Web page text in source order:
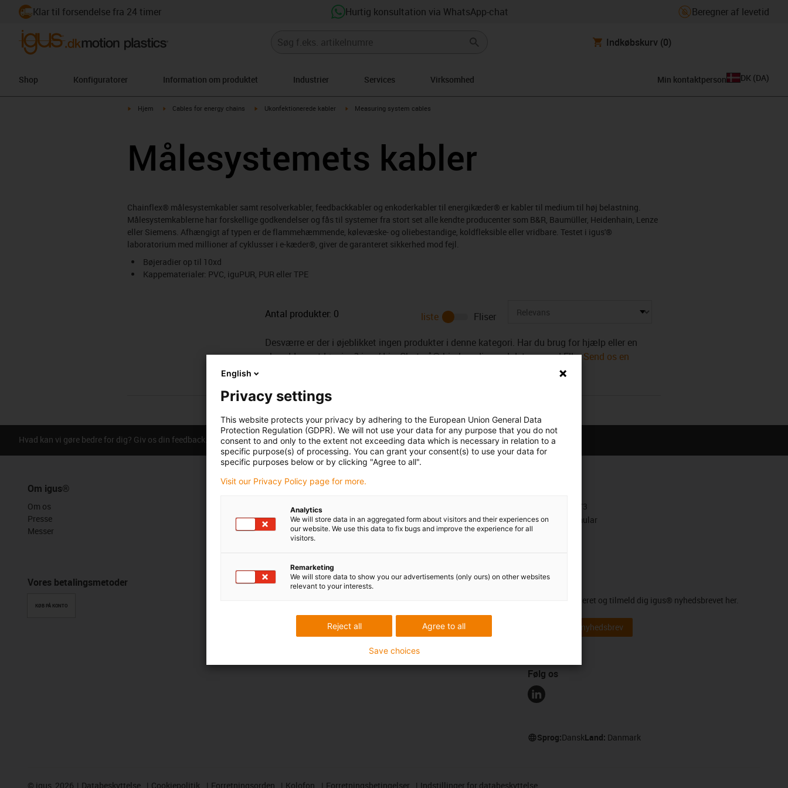
Klar til forsendelse fra 24 timer Hurtig konsultation via WhatsApp-chat Beregner af levetid
Indkøbskurv (0)
Shop Konfiguratorer Information om produktet Industrier Services Virksomhed Min kontaktperson DK (DA)
igus-icon-arrow-right
Hjem igus-icon-arrow-right
Cables for energy chains igus-icon-arrow-right
Ukonfektionerede kabler igus-icon-arrow-right
Measuring system cables
Målesystemets kabler
Chainflex® målesystemkabler samt resolverkabler, feedbackkabler og enkoderkabler til energikæder® er kabler til medium til høj belastning.
Målesystemkablerne har forskellige godkendelser og fås til systemer fra stort set alle kendte producenter som B&R, Baumüller, Heidenhain, Lenze
eller Siemens. Afhængigt af typen er de flammehæmmende, kølevæske- og oliebestandige, koldfleksible eller vridbare. Testet i igus'®
laboratorium med millioner af cyklusser i e-kæder®, giver de garanteret sikkerhed mod fejl.
Bøjeradier op til 10xd
Kappematerialer: PVC, iguPUR, PUR eller TPE
Antal produkter: 0 liste
Fliser
Desværre er der i øjeblikket ingen produkter i denne kategori. Har du brug for hjælp eller en
skræddersyet løsning? igus’ LiveChat på® hjælper dig med det samme! EllerSend os en
Hvad kan vi gøre bedre for dig? Giv os din feedback. Ros & kritik
Om igus®
Om os
Presse
Messer
Vores betalingsmetoder
KØB PÅ KONTO
Services
myigus features
Online værktøjer
Gratis prøver
CAD downloadportal
Priser
+4586603373
Kontaktformular
Nyhedsbrev
Hold dig opdateret og tilmeld dig igus® nyhedsbrevet her.
Abonner på nyhedsbrev
Følg os
Sprog:DanskLand: Danmark
© igus, 2026 Databeskyttelse Cookiepolitik Forretningsorden Kolofon Forretningsbetingelser Indstillinger for databeskyttelse
English
Privacy settings
This website protects your privacy by adhering to the European Union General Data
Protection Regulation (GDPR). We will not use your data for any purpose that you do not
consent to and only to the extent not exceeding data which is necessary in relation to a
specific purpose(s) of processing. You can grant your consent(s) to use your data for
specific purposes below or by clicking "Agree to all".
Visit our Privacy Policy page for more.
Analytics
We will store data in an aggregated form about visitors and their experiences on
our website. We use this data to fix bugs and improve the experience for all
visitors.
Remarketing
We will store data to show you our advertisements (only ours) on other websites
relevant to your interests.
Agree to all
Reject all
Save choices